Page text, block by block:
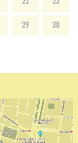
29 30